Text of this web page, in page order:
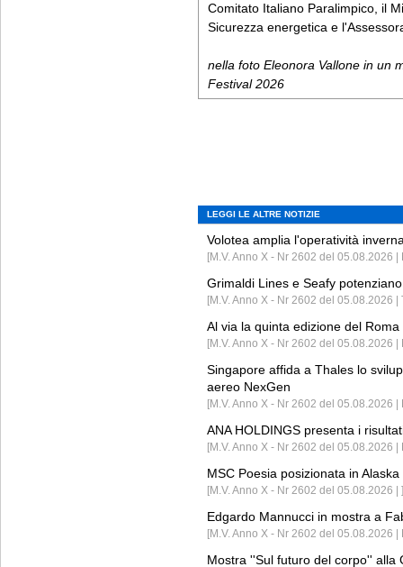
Comitato Italiano Paralimpico, il
Sicurezza energetica e
nella foto Eleonora Vallone in un
Festival 2026
LEGGI LE ALTRE NOTIZIE
Volotea amplia l'operatività
[M.V. Anno X - Nr 2602 del 05.08.2026 |
Grimaldi Lines e Seafy
[M.V. Anno X - Nr 2602 del 05.08.2026 |
Al via la quinta edizione del
[M.V. Anno X - Nr 2602 del 05.08.2026 |
Singapore affida a Thales lo
aereo NexGen
[M.V. Anno X - Nr 2602 del 05.08.2026
ANA HOLDINGS presenta i
[M.V. Anno X - Nr 2602 del 05.08.2026
MSC Poesia posizionata in
[M.V. Anno X - Nr 2602 del 05.08.2026 | ]
Edgardo Mannucci in mostra a
[M.V. Anno X - Nr 2602 del 05.08.2026 |
Mostra ''Sul futuro del corpo'' alla